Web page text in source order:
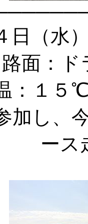
（水
面：
：１５
加し、
ース